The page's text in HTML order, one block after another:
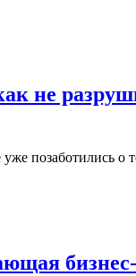
не
позаботились